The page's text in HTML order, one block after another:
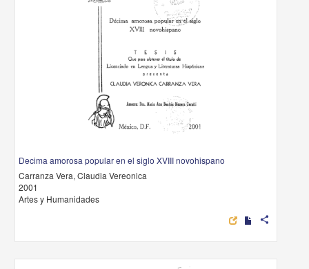
Decima amorosa popular en el siglo XVIII novohispano
Carranza Vera, Claudia Vereonica
2001
Artes y Humanidades
share